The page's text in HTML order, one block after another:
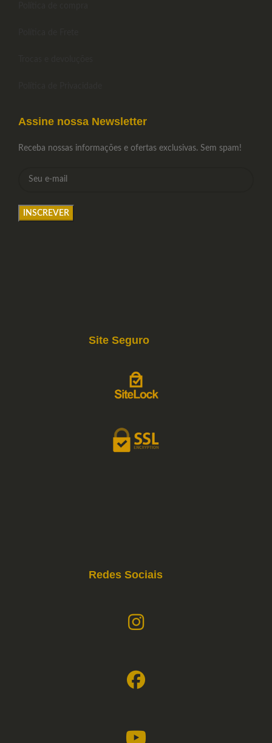
Assine nossa Newsletter
Receba nossas informações e ofertas exclusivas. Sem spam!
Site Seguro
Redes Sociais